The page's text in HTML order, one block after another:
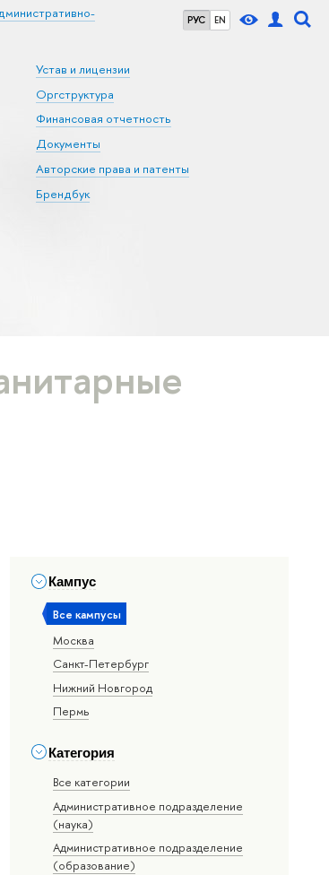
РУС EN
Устав и лицензии
Оргструктура
Финансовая отчетность
Документы
Авторские права и патенты
Брендбук
Кампус
Все кампусы
Москва
Санкт-Петербург
Нижний Новгород
Пермь
Категория
Все категории
Административное подразделение
(наука)
Административное подразделение
(образование)